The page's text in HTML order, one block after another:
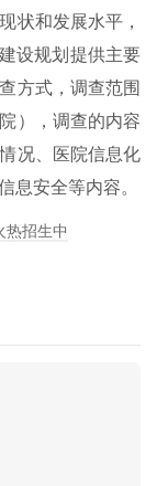
状和发展水平，
设规划提供主要
方式，调查范围
），调查的内容
况、医院信息化
息安全等内容。
热招生中